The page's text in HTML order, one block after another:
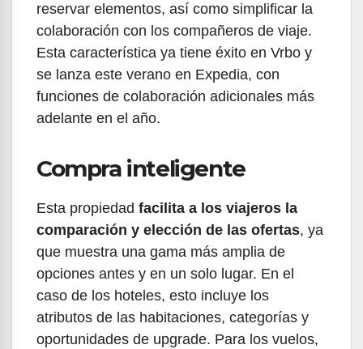
reservar elementos, así como simplificar la
colaboración con los compañeros de viaje.
Esta característica ya tiene éxito en Vrbo y
se lanza este verano en Expedia, con
funciones de colaboración adicionales más
adelante en el año.
Compra inteligente
Esta propiedad facilita a los viajeros la
comparación y elección de las ofertas, ya
que muestra una gama más amplia de
opciones antes y en un solo lugar. En el
caso de los hoteles, esto incluye los
atributos de las habitaciones, categorías y
oportunidades de upgrade. Para los vuelos,